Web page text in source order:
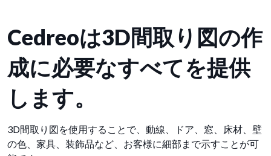
Cedreoは3D間取り図の作
成に必要なすべてを提供
します。
3D間取り図を使用することで、動線、ドア、窓、床材、壁
の色、家具、装飾品など、お客様に細部まで示すことが可